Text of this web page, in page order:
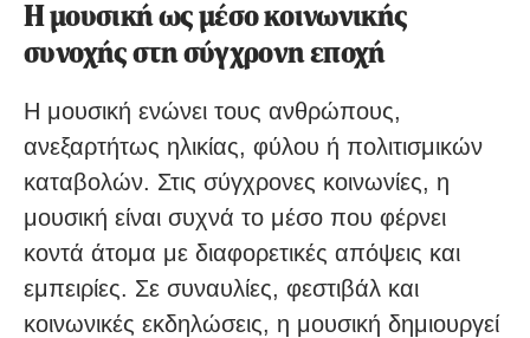
Η μουσική ως μέσο κοινωνικής
συνοχής στη σύγχρονη εποχή
Η μουσική ενώνει τους ανθρώπους,
ανεξαρτήτως ηλικίας, φύλου ή πολιτισμικών
καταβολών. Στις σύγχρονες κοινωνίες, η
μουσική είναι συχνά το μέσο που φέρνει
κοντά άτομα με διαφορετικές απόψεις και
εμπειρίες. Σε συναυλίες, φεστιβάλ και
κοινωνικές εκδηλώσεις, η μουσική δημιουργεί